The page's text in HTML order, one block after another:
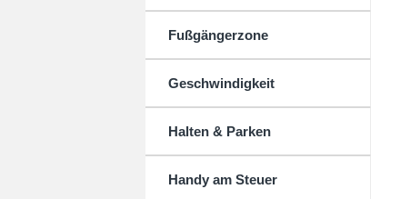
Fußgängerzone
Geschwindigkeit
Halten & Parken
Handy am Steuer